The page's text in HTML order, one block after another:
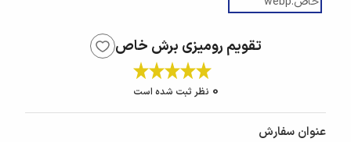
تقویم رومیزی برش خاص
0 نظر ثبت شده است
عنوان سفارش